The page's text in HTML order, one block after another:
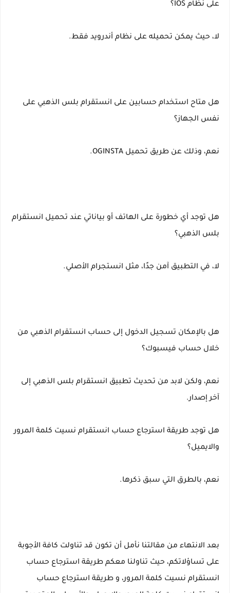
على نظام IOS؟
لا، حيث يمكن تحميله على نظام أندرويد فقط.
هل متاح استخدام حسابين على انستقرام بلس الذهبي على
نفس الجهاز؟
نعم، وذلك عن طريق تحميل OGINSTA.
هل توجد أي خطورة على الهاتف أو بياناتي عند تحميل انستقرام
بلس الذهبي؟
لا، في التطبيق آمن جدًا، مثل انستجرام الأصلي.
هل بالإمكان تسجيل الدخول إلى حساب انستقرام الذهبي من
خلال حساب فيسبوك؟
نعم، ولكن لابد من تحديث تطبيق انستقرام بلس الذهبي إلى
آخر إصدار.
هل توجد طريقة استرجاع حساب انستقرام نسيت كلمة المرور
والايميل؟
نعم، بالطرق التي سبق ذكرها.
بعد الانتهاء من مقالتنا نأمل أن تكون قد تناولت كافة الأجوبة
على تساؤلاتكم، حيث تناولنا معكم طريقة استرجاع حساب
انستقرام نسيت كلمة المرور، و طريقة استرجاع حساب